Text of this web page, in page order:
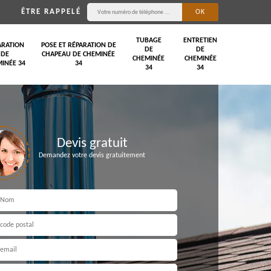
ÊTRE RAPPELÉ
DE
34
POSE ET RÉPARATION DE
CHAPEAU DE CHEMINÉE
34
TUBAGE
DE
CHEMINÉE
34
ENTRETIEN
DE
CHEMINÉE
34
Devis gratuit
Demandez votre devis gratuitement